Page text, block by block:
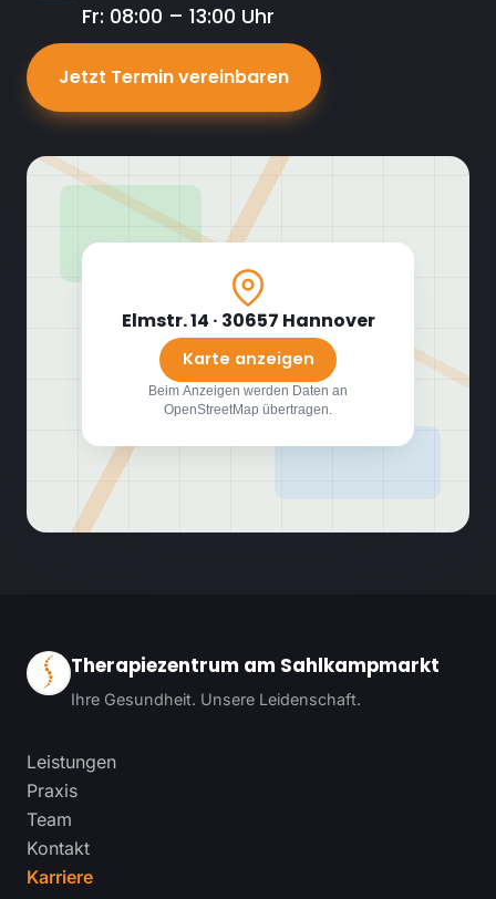
Fr: 08:00 – 13:00 Uhr
Jetzt Termin vereinbaren
Elmstr. 14 · 30657 Hannover
Karte anzeigen
Beim Anzeigen werden Daten an
OpenStreetMap übertragen.
Therapiezentrum am Sahlkampmarkt
Ihre Gesundheit. Unsere Leidenschaft.
Leistungen
Praxis
Team
Kontakt
Karriere